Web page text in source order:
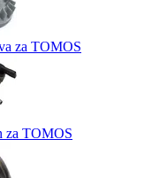
za TOMOS
za TOMOS